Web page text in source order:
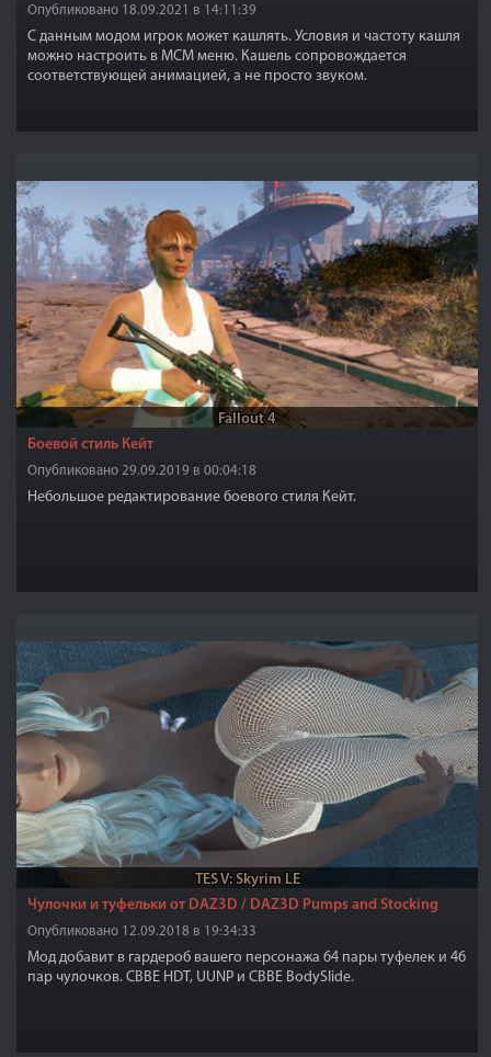
Опубликовано 18.09.2021 в 14:11:39
С данным модом игрок может кашлять. Условия и частоту кашля
можно настроить в MCM меню. Кашель сопровождается
соответствующей анимацией, а не просто звуком.
Fallout 4
Боевой стиль Кейт
Опубликовано 29.09.2019 в 00:04:18
Небольшое редактирование боевого стиля Кейт.
TES V: Skyrim LE
Чулочки и туфельки от DAZ3D / DAZ3D Pumps and Stocking
Опубликовано 12.09.2018 в 19:34:33
Мод добавит в гардероб вашего персонажа 64 пары туфелек и 46
пар чулочков. CBBE HDT, UUNP и CBBE BodySlide.